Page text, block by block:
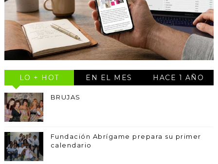
LO + HOT EN EL MES HACE 1 AÑO
BRUJAS
Fundación Abrígame prepara su primer
calendario